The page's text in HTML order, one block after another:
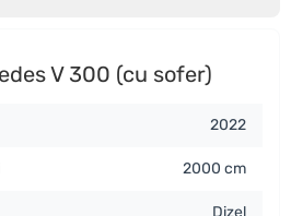
V 300 (cu sofer)
2022
2000 cm
Dizel